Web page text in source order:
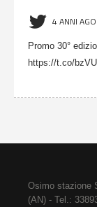
4 ANNI AGO
Promo 30°
https://t.co/
Osimo stazione
(AN) - Tel.: